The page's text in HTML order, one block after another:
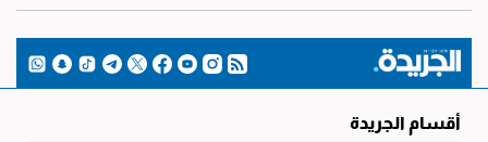
أقسام الجريدة